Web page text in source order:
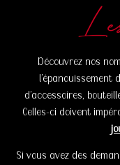
Découvrez nos
l’épanouissement
d’accessoires,
Celles-ci doivent
Si vous avez des